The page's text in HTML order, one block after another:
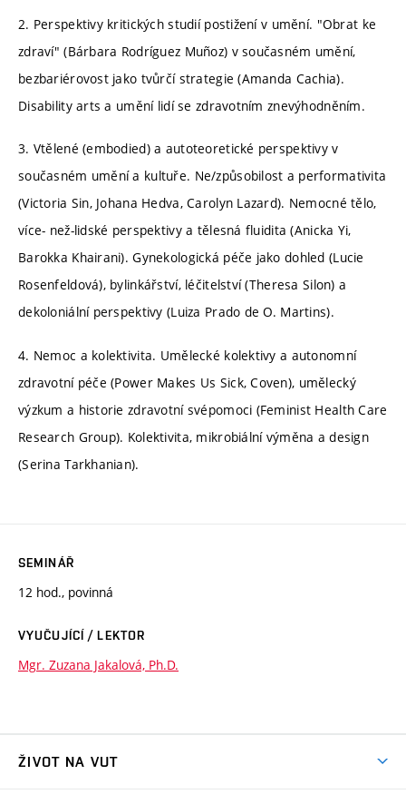
2. Perspektivy kritických studií postižení v umění. "Obrat ke
zdraví" (Bárbara Rodríguez Muñoz) v současném umění,
bezbariérovost jako tvůrčí strategie (Amanda Cachia).
Disability arts a umění lidí se zdravotním znevýhodněním.
3. Vtělené (embodied) a autoteoretické perspektivy v
současném umění a kultuře. Ne/způsobilost a performativita
(Victoria Sin, Johana Hedva, Carolyn Lazard). Nemocné tělo,
více- než-lidské perspektivy a tělesná fluidita (Anicka Yi,
Barokka Khairani). Gynekologická péče jako dohled (Lucie
Rosenfeldová), bylinkářství, léčitelství (Theresa Silon) a
dekoloniální perspektivy (Luiza Prado de O. Martins).
4. Nemoc a kolektivita. Umělecké kolektivy a autonomní
zdravotní péče (Power Makes Us Sick, Coven), umělecký
výzkum a historie zdravotní svépomoci (Feminist Health Care
Research Group). Kolektivita, mikrobiální výměna a design
(Serina Tarkhanian).
SEMINÁŘ
12 hod., povinná
VYUČUJÍCÍ / LEKTOR
Mgr. Zuzana Jakalová, Ph.D.
ŽIVOT NA VUT